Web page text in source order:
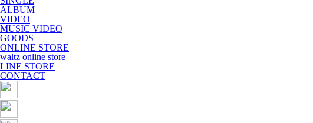
ALBUM
VIDEO
MUSIC VIDEO
GOODS
ONLINE STORE
waltz online store
LINE STORE
CONTACT